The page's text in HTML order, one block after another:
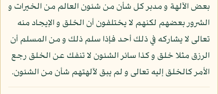
بعض الآلهة و مدبر كل شأن من شئون العالم من الخيرات و
الشرور بعضهم لكنهم لا يختلفون أن الخلق و الإيجاد منه
تعالى لا يشاركه في ذلك أحد فإذا سلم ذلك و من المسلم أن
الرزق مثلا خلق و كذا سائر الشئون لا تنفك عن الخلق رجع
الأمر كالخلق إليه تعالى و لم يبق لآلهتهم شأن من الشئون.